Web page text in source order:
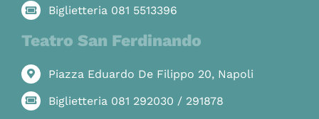
Biglietteria 081 5513396
Teatro San Ferdinando
Piazza Eduardo De Filippo 20, Napoli
Biglietteria 081 292030 / 291878